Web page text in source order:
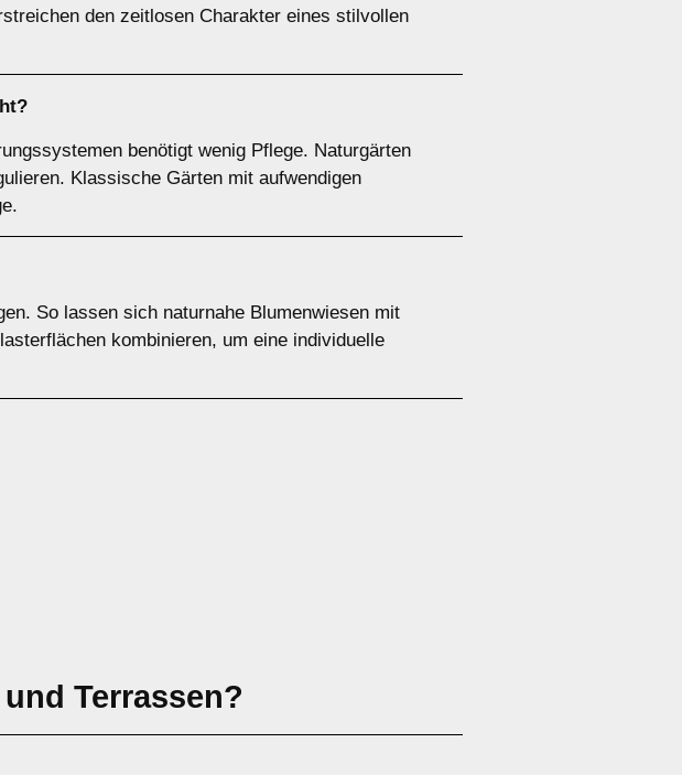
den zeitlosen Charakter eines stilvollen
benötigt wenig Pflege. Naturgärten
Klassische Gärten mit aufwendigen
So lassen sich naturnahe Blumenwiesen mit
kombinieren, um eine individuelle
und Terrassen?